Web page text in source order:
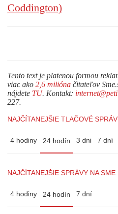
Coddington)
Tento text je platenou formou
viac ako 2,6 milióna čitateľov
nájdete TU. Kontakt:
227.
NAJČÍTANEJŠIE TLAČOVÉ
4 hodiny 24 hodín 3 dni 7 dní
NAJČÍTANEJŠIE SPRÁVY NA SME
4 hodiny 24 hodín 7 dní